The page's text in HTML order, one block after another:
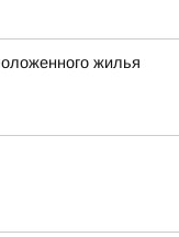
жилья